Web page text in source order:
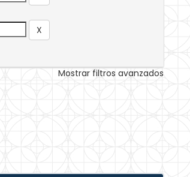
Mostrar filtros avanzados